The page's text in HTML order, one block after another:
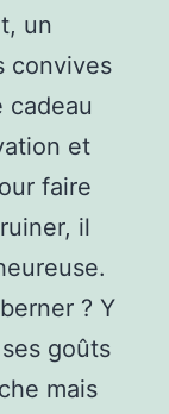
un
convives
cadeau
et
faire
il
? Y
goûts
mais